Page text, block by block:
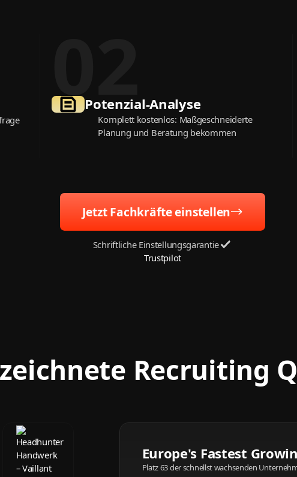
Potenzial-Analyse
Komplett kostenlos: Maßgeschneiderte
Planung und Beratung bekommen
Jetzt Fachkräfte einstellen
Schriftliche Einstellungsgarantie
Trustpilot
Recruiting
Europe's Fastest
Platz 63 der schnellst wachsenden